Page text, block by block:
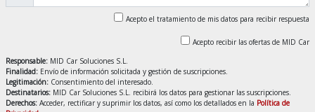
Acepto el tratamiento de mis datos para recibir respuesta
Acepto recibir las ofertas de MID Car
Responsable: MID Car Soluciones S.L.
Finalidad: Envío de información solicitada y gestión de suscripciones.
Legitimación: Consentimiento del interesado.
Destinatarios: MID Car Soluciones S.L. recibirá los datos para gestionar las suscripciones.
Derechos: Acceder, rectificar y suprimir los datos, así como los detallados en la Política de